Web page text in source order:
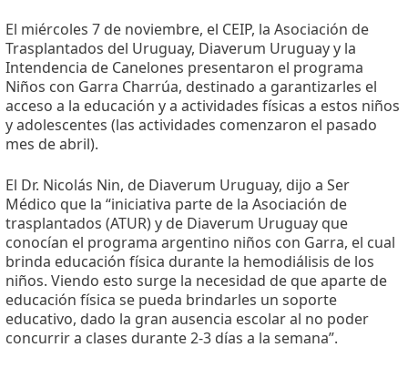
El miércoles 7 de noviembre, el CEIP, la Asociación de
Trasplantados del Uruguay, Diaverum Uruguay y la
Intendencia de Canelones presentaron el programa
Niños con Garra Charrúa, destinado a garantizarles el
acceso a la educación y a actividades físicas a estos niños
y adolescentes (las actividades comenzaron el pasado
mes de abril).
El Dr. Nicolás Nin, de Diaverum Uruguay, dijo a Ser
Médico que la “iniciativa parte de la Asociación de
trasplantados (ATUR) y de Diaverum Uruguay que
conocían el programa argentino niños con Garra, el cual
brinda educación física durante la hemodiálisis de los
niños. Viendo esto surge la necesidad de que aparte de
educación física se pueda brindarles un soporte
educativo, dado la gran ausencia escolar al no poder
concurrir a clases durante 2-3 días a la semana”.